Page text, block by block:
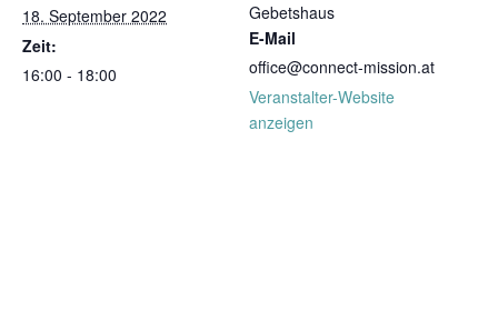
18. September 2022
Zeit:
16:00 - 18:00
Gebetshaus
E-Mail
office@connect-mission.at
Veranstalter-Website
anzeigen